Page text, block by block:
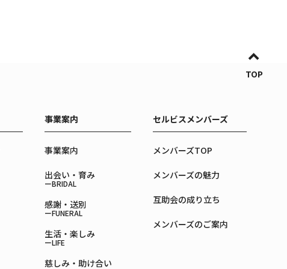
TOP
事業案内
事業案内
出会い・育み
ーBRIDAL
感謝・送別
ーFUNERAL
生活・楽しみ
ーLIFE
慈しみ・助け合い
セルビスメンバーズ
メンバーズTOP
メンバーズの魅力
互助会の成り立ち
メンバーズのご案内